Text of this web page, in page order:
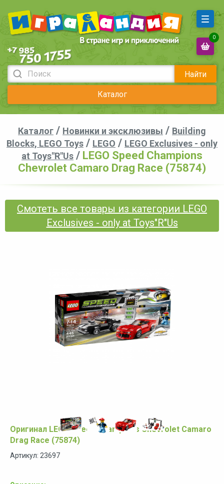
Найти
Каталог
0
Каталог / Новинки и эксклюзивы / Building
Blocks, LEGO Toys / LEGO / LEGO Exclusives - only
at Toys"R"Us / LEGO Speed Champions
Chevrolet Camaro Drag Race (75874)
Смотеть все товары из категории LEGO
Exclusives - only at Toys"R"Us
Оригинал LEGO Speed Champions Chevrolet Camaro
Drag Race (75874)
Артикул: 23697